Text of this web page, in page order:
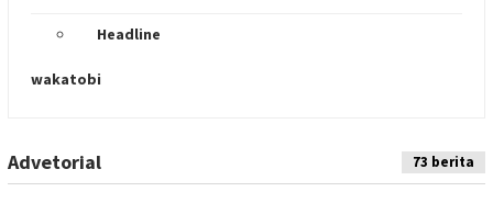
Headline
wakatobi
Indeks
Advetorial 73 berita